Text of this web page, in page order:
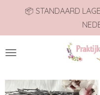
de
📦 STANDAARD